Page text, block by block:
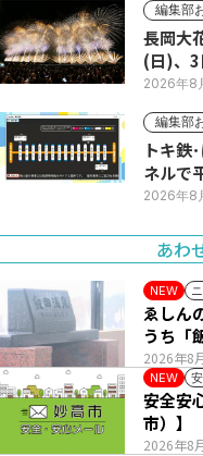
編集部
長岡大
(日)、
2026年8
編集部
トキ鉄･ほ
ネルで
2026年8
あわ
NEW
2026年8
ゑしん
うち「
め
NEW
2026年8
安全安
市）】